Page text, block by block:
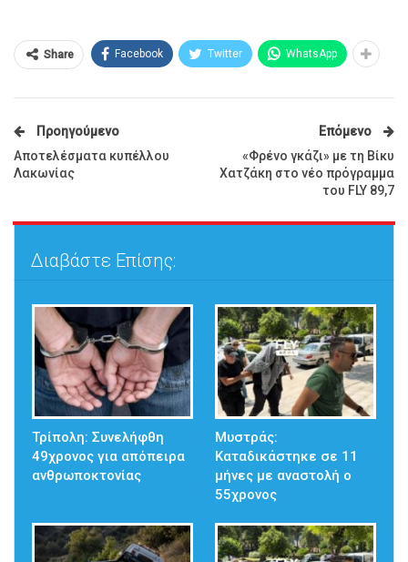
Share Facebook Twitter WhatsApp
Προηγούμενο
Αποτελέσματα κυπέλλου
Λακωνίας
Επόμενο
«Φρένο γκάζι» με τη Βίκυ
Χατζάκη στο νέο πρόγραμμα
του FLY 89,7
Διαβάστε Επίσης:
Τρίπολη: Συνελήφθη
49χρονος για απόπειρα
ανθρωποκτονίας
Μυστράς:
Καταδικάστηκε σε 11
μήνες με αναστολή ο
55χρονος